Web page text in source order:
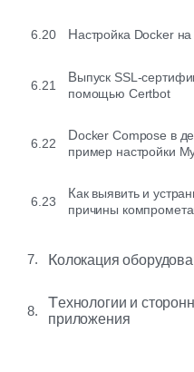
6.20 Настройка Docker
6.21
Выпуск SSL-сертификатов с
помощью Certbot
6.22
Docker Compose в действии:
пример настройки
6.23
Как выявить и устранить
причины
7. Колокация
8. Технологии и сторонние
приложения